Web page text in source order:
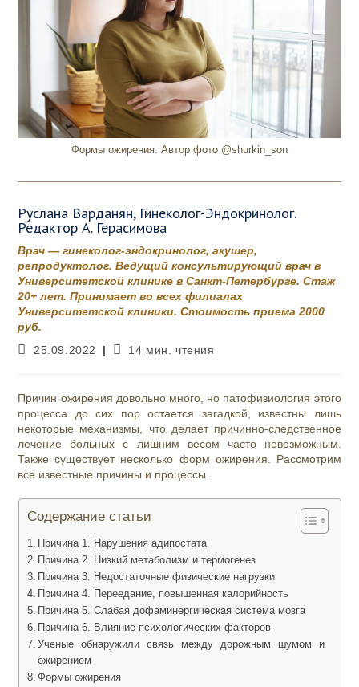
Формы ожирения. Автор фото @shurkin_son
Руслана Варданян, Гинеколог-Эндокринолог.
Редактор А. Герасимова
Врач — гинеколог-эндокринолог, акушер,
репродуктолог. Ведущий консультирующий врач в
Университетской клинике в Санкт-Петербурге. Стаж
20+ лет. Принимает во всех филиалах
Университетской клиники. Стоимость приема 2000
руб.
Запись
25.09.2022
Время
14 мин. чтения
Причин ожирения довольно много, но патофизиология этого
процесса до сих пор остается загадкой, известны лишь
некоторые механизмы, что делает причинно-следственное
лечение больных с лишним весом часто невозможным.
Также существует несколько форм ожирения. Рассмотрим
все известные причины и процессы.
Содержание статьи
Причина 1. Нарушения адипостата
Причина 2. Низкий метаболизм и термогенез
Причина 3. Недостаточные физические нагрузки
Причина 4. Переедание, повышенная калорийность
Причина 5. Слабая дофаминергическая система мозга
Причина 6. Влияние психологических факторов
Ученые обнаружили связь между дорожным шумом и
ожирением
Формы ожирения